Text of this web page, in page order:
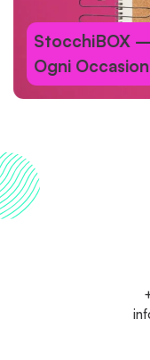
StocchiBOX
Ogni